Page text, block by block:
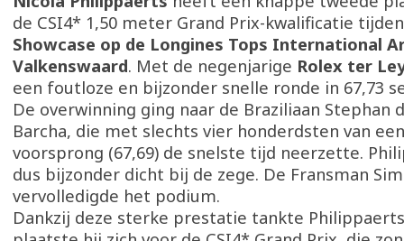
de CSI4* 1,50 meter Grand Prix-kwalificatie
Showcase op de Longines Tops International
Valkenswaard. Met de negenjarige Rolex ter
een foutloze en bijzonder snelle ronde in 67,73
De overwinning ging naar de Braziliaan Stephan
Barcha, die met slechts vier honderdsten van
voorsprong (67,69) de snelste tijd neerzette.
dus bijzonder dicht bij de zege. De Fransman
vervolledigde het podium.
Dankzij deze sterke prestatie tankte